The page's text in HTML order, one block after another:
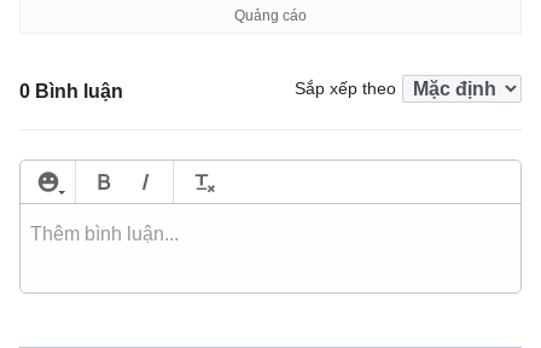
0 Bình luận Sắp xếp theo